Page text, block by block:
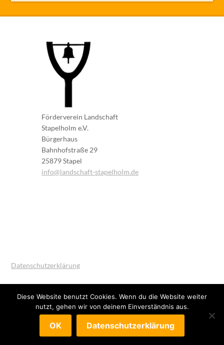
Förderverein Landschaft
Stapelholm e.V.
Bürgerhaus
Bahnhofstraße 29
25879 Stapel
info@landschaft-stapelholm.de
Datenschutzerklärung
Impressum und Ansprechpartner
Diese Website benutzt Cookies. Wenn du die Website weiter
nutzt, gehen wir von deinem Einverständnis aus.
OK Datenschutzerklärung